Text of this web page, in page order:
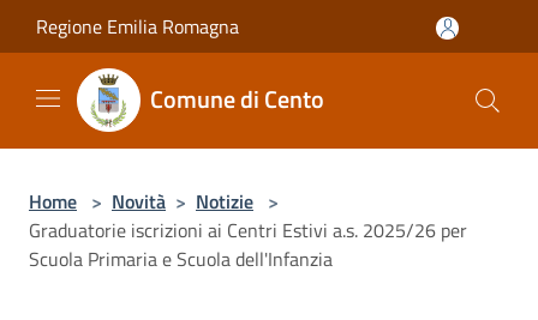
Salta al contenuto principale
Regione Emilia Romagna
Comune di Cento
Home > Novità > Notizie >
Graduatorie iscrizioni ai Centri Estivi a.s. 2025/26 per
Scuola Primaria e Scuola dell'Infanzia